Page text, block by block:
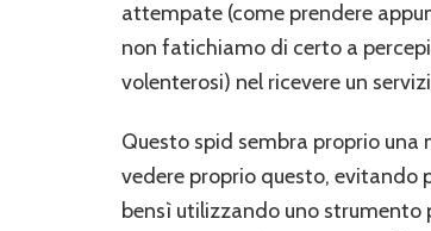
attempate (come prendere
non fatichiamo di certo a
volenterosi) nel ricevere un
Questo spid sembra proprio
vedere proprio questo, evitando
bensì utilizzando uno strumento